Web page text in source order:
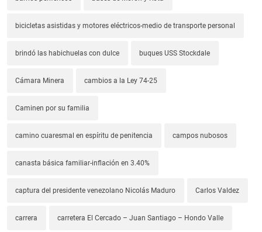
bicicletas asistidas y motores eléctricos-medio de transporte personal
brindó las habichuelas con dulce buques USS Stockdale
Cámara Minera cambios a la Ley 74-25
Caminen por su familia
camino cuaresmal en espíritu de penitencia campos nubosos
canasta básica familiar-inflación en 3.40%
captura del presidente venezolano Nicolás Maduro Carlos Valdez
carrera carretera El Cercado – Juan Santiago – Hondo Valle